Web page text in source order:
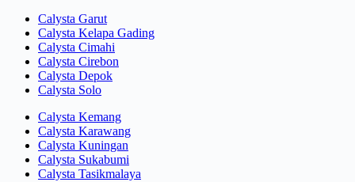
Calysta Garut
Calysta Kelapa Gading
Calysta Cimahi
Calysta Cirebon
Calysta Depok
Calysta Solo
Calysta Kemang
Calysta Karawang
Calysta Kuningan
Calysta Sukabumi
Calysta Tasikmalaya